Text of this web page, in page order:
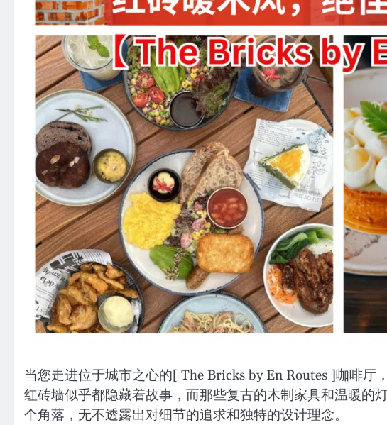
当您走进位于城市之心的[ The Bricks by En Routes ]咖啡厅
红砖墙似乎都隐藏着故事，而那些复古的木制家具和温暖的
个角落，无不透露出对细节的追求和独特的设计理念。